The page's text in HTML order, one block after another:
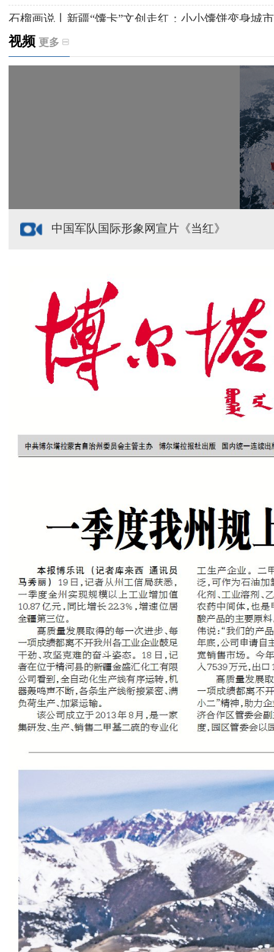
石榴画说丨新疆“馕卡”文创走红：小小馕饼变身城
天山观察丨暑期AI研学热，孩子们究竟学到什么
视频 更多
中国军队国际形象网宣片《当红》